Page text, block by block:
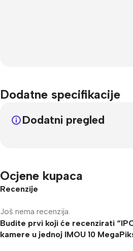
Dodatne specifikacije
Dodatni pregled
Ocjene kupaca
Recenzije
Još nema recenzija.
Budite prvi koji će recenzirati
kamere u jednoj IMOU 10